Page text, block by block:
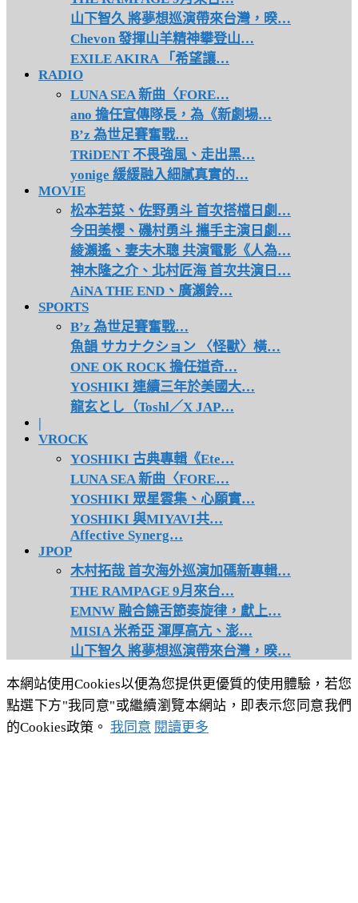
山下智久 將夢想巡演帶來台灣，暌…
Chevon 發揮山羊精神攀登山…
EXILE AKIRA 「希望讓…
RADIO
LUNA SEA 新曲〈FORE…
ano 擔任宣傳隊長，為《新劇場…
B’z 為世足賽奮戰…
TRiDENT 不畏強風、走出黑…
yonige 緩緩融入細膩真實的…
MOVIE
松本若菜、佐野勇斗 首次搭檔日劇…
今田美櫻、磯村勇斗 攜手主演日劇…
綾瀨遙、妻夫木聰 共演電影《人為…
神木隆之介、北村匠海 首次共演日…
AiNA THE END、廣瀨鈴…
SPORTS
B’z 為世足賽奮戰…
魚韻 サカナクション 〈怪獸〉橫…
ONE OK ROCK 擔任道奇…
YOSHIKI 連續三年於美國大…
龍玄とし（Toshl／X JAP…
VROCK
YOSHIKI 古典專輯《Ete…
LUNA SEA 新曲〈FORE…
YOSHIKI 眾星雲集、心願實…
YOSHIKI 與MIYAVI共…
Affective Synerg…
JPOP
木村拓哉 首次海外巡演加碼新專輯…
THE RAMPAGE 9月來台…
EMNW 融合饒舌節奏旋律，獻上…
MISIA 米希亞 渾厚高亢、澎…
山下智久 將夢想巡演帶來台灣，暌…
本網站使用Cookies以便為您提供更優質的使用體驗，若您
點選下方"我同意"或繼續瀏覽本網站，即表示您同意我們
的Cookies政策。 我同意 閱讀更多